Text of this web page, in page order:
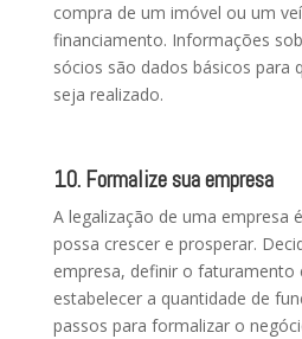
compra de um imóvel ou um
financiamento. Informações
sócios são dados básicos para
seja realizado.
10. Formalize sua empresa
A legalização de uma empresa
possa crescer e prosperar.
empresa, definir o faturamento
estabelecer a quantidade de
passos para formalizar o